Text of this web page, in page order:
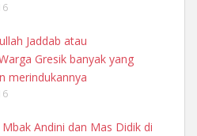
Jaddab atau
Gresik banyak yang
merindukannya
Andini dan Mas Didik di